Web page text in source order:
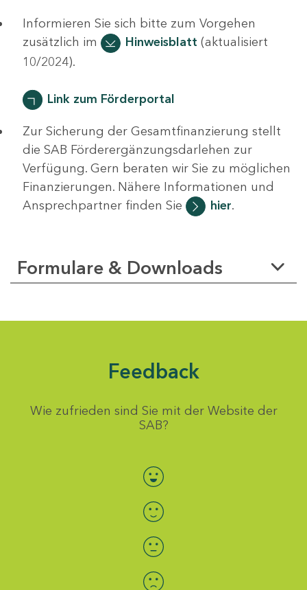
Informieren Sie sich bitte zum Vorgehen
zusätzlich im
Hinweisblatt (aktualisiert
10/2024).
Link zum Förderportal
Zur Sicherung der Gesamtfinanzierung stellt
die SAB Förderergänzungsdarlehen zur
Verfügung. Gern beraten wir Sie zu möglichen
Finanzierungen. Nähere Informationen und
Ansprechpartner finden Sie
hier.
Formulare & Downloads
Feedback
Wie zufrieden sind Sie mit der Website der
SAB?
Bewertung auswählen